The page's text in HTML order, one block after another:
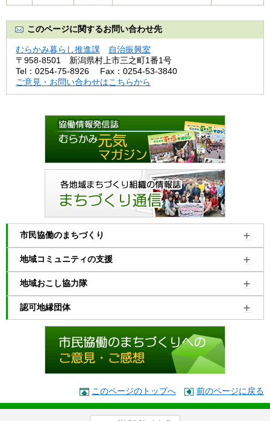
このページに関するお問い合わせ先
むらかみ暮らし推進課
自治振興室
〒958‐8501
新潟県村上市三之町1番1号
Tel：0254‐75‐8926
Fax：0254-53-3840
ご意見・お問い合わせはこちらから
市民協働のまちづくり
地域コミュニティの支援
地域おこし協力隊
認可地縁団体
このページのトップへ 前のページに戻る